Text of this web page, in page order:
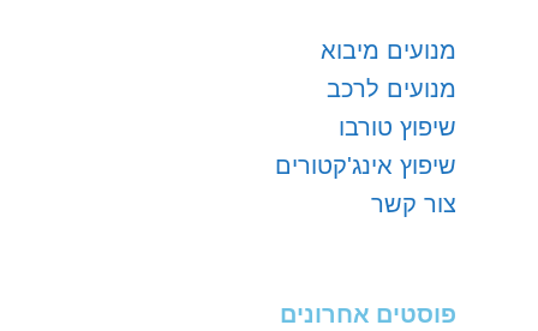
מנועים מיבוא
מנועים לרכב
שיפוץ טורבו
שיפוץ אינג'קטורים
צור קשר
פוסטים אחרונים